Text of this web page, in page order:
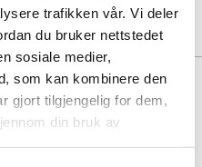
trafikken vår. Vi deler
du bruker nettstedet
sosiale medier,
som kan kombinere den
gjort tilgjengelig for dem,
din bruk av
lukket tå og skinntrukket